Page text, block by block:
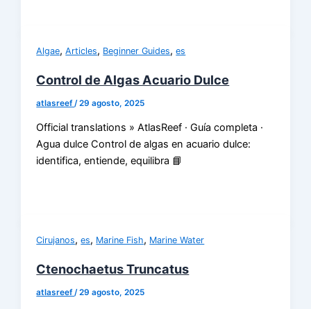
Algae,Articles, Beginner Guides,es
Control de Algas Acuario Dulce
atlasreef /29 agosto, 2025
Official translations » AtlasReef · Guía completa ·
Agua dulce Control de algas en acuario dulce:
identifica, entiende, equilibra 📘
Cirujanos,es, Marine Fish, Marine Water
Ctenochaetus Truncatus
atlasreef/29 agosto, 2025